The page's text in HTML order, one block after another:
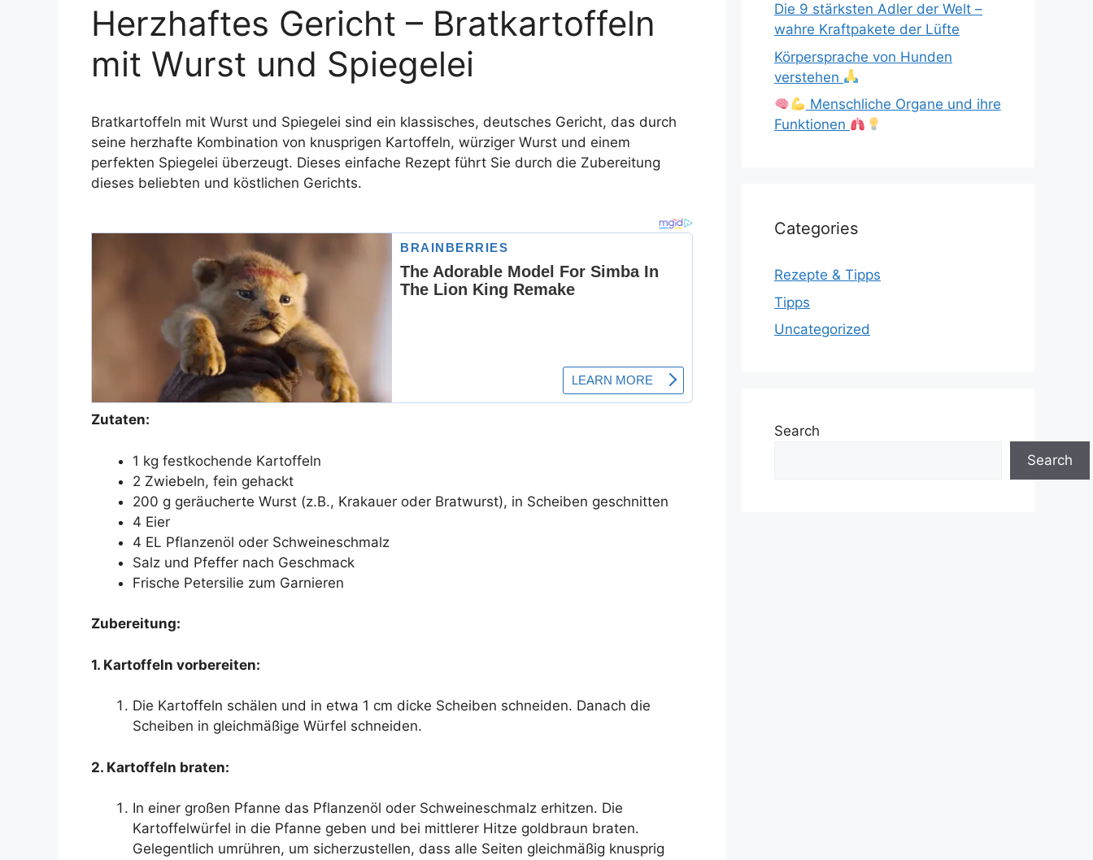
Herzhaftes Gericht – Bratkartoffeln
mit Wurst und Spiegelei
Bratkartoffeln mit Wurst und Spiegelei sind ein klassisches, deutsches Gericht, das durch
seine herzhafte Kombination von knusprigen Kartoffeln, würziger Wurst und einem
perfekten Spiegelei überzeugt. Dieses einfache Rezept führt Sie durch die Zubereitung
dieses beliebten und köstlichen Gerichts.
Zutaten:
1 kg festkochende Kartoffeln
2 Zwiebeln, fein gehackt
200 g geräucherte Wurst (z.B., Krakauer oder Bratwurst), in Scheiben geschnitten
4 Eier
4 EL Pflanzenöl oder Schweineschmalz
Salz und Pfeffer nach Geschmack
Frische Petersilie zum Garnieren
Zubereitung:
1. Kartoffeln vorbereiten:
Die Kartoffeln schälen und in etwa 1 cm dicke Scheiben schneiden. Danach die
Scheiben in gleichmäßige Würfel schneiden.
2. Kartoffeln braten:
In einer großen Pfanne das Pflanzenöl oder Schweineschmalz erhitzen. Die
Kartoffelwürfel in die Pfanne geben und bei mittlerer Hitze goldbraun braten.
Gelegentlich umrühren, um sicherzustellen, dass alle Seiten gleichmäßig knusprig
Die 9 stärksten Adler der Welt –
wahre Kraftpakete der Lüfte
Körpersprache von Hunden
verstehen
Menschliche Organe und ihre
Funktionen
Categories
Rezepte & Tipps
Tipps
Uncategorized
Search
Search